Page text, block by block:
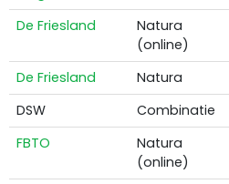
De Friesland
Natura
(online)
De Friesland Natura
DSW
Combinatie
FBTO
Natura
(online)